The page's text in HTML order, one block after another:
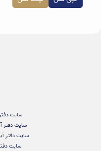
سایت
سایت دفتر
سایت دفتر
سایت